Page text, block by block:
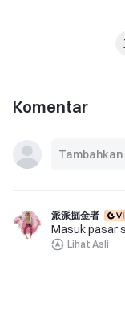
Komentar
派派掘金者
Masuk pasar
Lihat Asli